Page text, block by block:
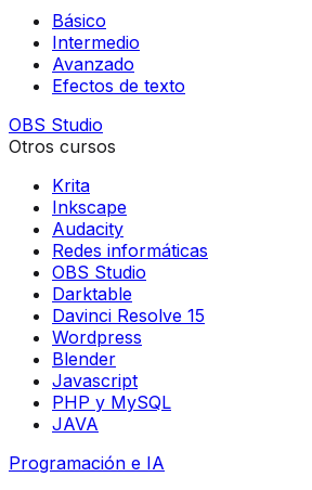
Básico
Intermedio
Avanzado
Efectos de texto
OBS Studio
Otros cursos
Krita
Inkscape
Audacity
Redes informáticas
OBS Studio
Darktable
Davinci Resolve 15
Wordpress
Blender
Javascript
PHP y MySQL
JAVA
Programación e IA